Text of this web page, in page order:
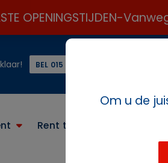
OPENINGSTIJDEN-
BEL 015 21 24 313 ☎️
Rent the look
Om u de